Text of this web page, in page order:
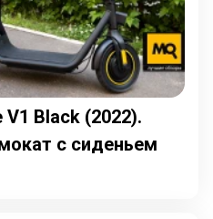
V1 Black (2022).
с сиденьем